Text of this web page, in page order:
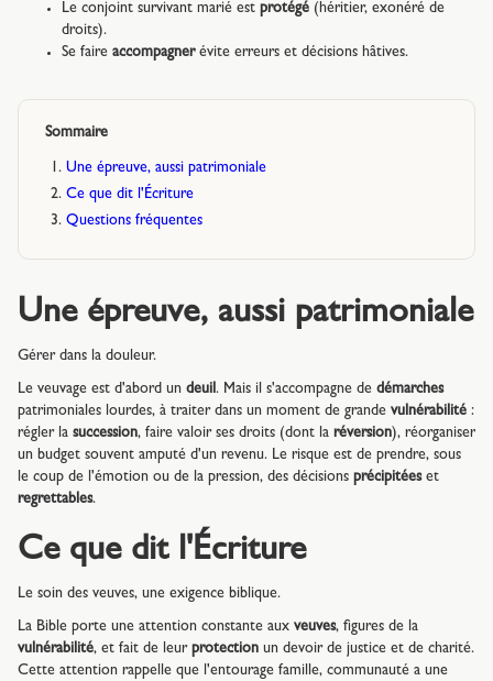
Le conjoint survivant marié est protégé (héritier, exonéré de
droits).
Se faire accompagnerévite erreurs et décisions hâtives.
Sommaire
Une épreuve, aussi patrimoniale
Ce que dit l'Écriture
Questions fréquentes
Une épreuve, aussi patrimoniale
Gérer dans la douleur.
Le veuvage est d'abord un deuil. Mais il s'accompagne de démarches
patrimoniales lourdes, à traiter dans un moment de grande vulnérabilité :
régler la succession, faire valoir ses droits (dont la réversion), réorganiser
un budget souvent amputé d'un revenu. Le risque est de prendre, sous
le coup de l'émotion ou de la pression, des décisions précipitéeset
regrettables.
Ce que dit l'Écriture
Le soin des veuves, une exigence biblique.
La Bible porte une attention constante aux veuves, figures de la
vulnérabilité, et fait de leur protection un devoir de justice et de charité.
Cette attention rappelle que l'entourage famille, communauté a une